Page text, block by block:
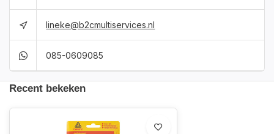
lineke@b2cmultiservices.nl
085-0609085
Recent bekeken